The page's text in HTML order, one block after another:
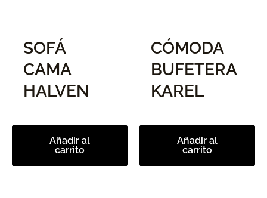
SOFÁ
CAMA
HALVEN
Añadir al
carrito
CÓMODA
BUFETERA
KAREL
Añadir al
carrito